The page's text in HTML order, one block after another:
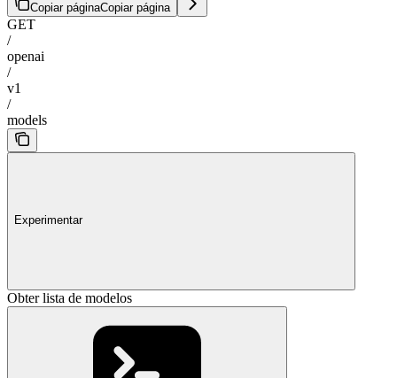
Copiar páginaCopiar página
GET
/
openai
/
v1
/
models
Experimentar
Obter lista de modelos